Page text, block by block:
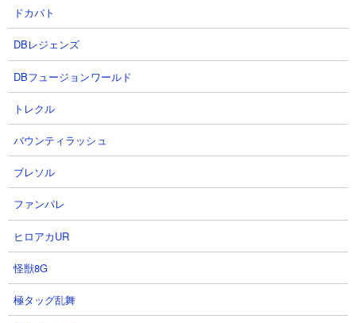
攻撃力： 17,000×3
射程： 1～501、200～500、350～500（感知射程500、遠方範
囲攻撃）
KB： 2回
特殊能力： 40％の確率で3秒強動きを止める、悪魔シールド所持
（HP50,000）、KB時に悪魔シールド（25,000）を張り直す、波
属性： 悪魔、超獣属性
１．密林の異変Ⅲ 牙研ぐ死海魚 カンカンや半魚
人を使った速攻攻略
ドカバト
DBレジェンズ
DBフュージョンワールド
トレクル
バウンティラッシュ
ブレソル
ファンパレ
ヒロアカUR
怪獣8G
極タッグ乱舞